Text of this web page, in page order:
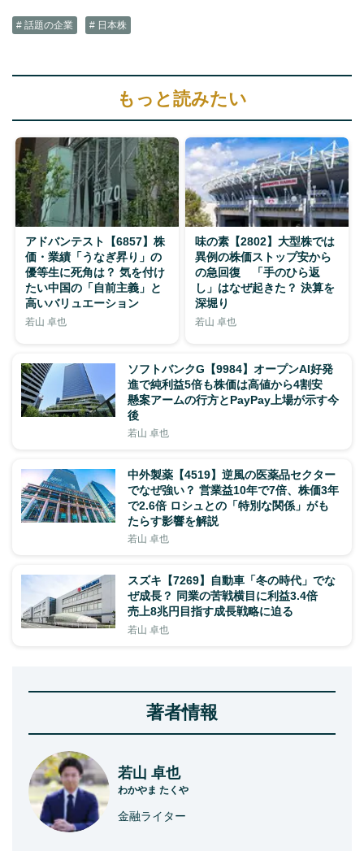
# 話題の企業 # 日本株
もっと読みたい
アドバンテスト【6857】株
価・業績「うなぎ昇り」の
優等生に死角は？ 気を付け
たい中国の「自前主義」と
高いバリュエーション
若山 卓也
味の素【2802】大型株では
異例の株価ストップ安から
の急回復 「手のひら返
し」はなぜ起きた？ 決算を
深堀り
若山 卓也
ソフトバンクG【9984】オープンAI好発
進で純利益5倍も株価は高値から4割安
懸案アームの行方とPayPay上場が示す今
後
若山 卓也
中外製薬【4519】逆風の医薬品セクター
でなぜ強い？ 営業益10年で7倍、株価3年
で2.6倍 ロシュとの「特別な関係」がも
たらす影響を解説
若山 卓也
スズキ【7269】自動車「冬の時代」でな
ぜ成長？ 同業の苦戦横目に利益3.4倍
売上8兆円目指す成長戦略に迫る
若山 卓也
著者情報
若山 卓也
わかやま たくや
金融ライター